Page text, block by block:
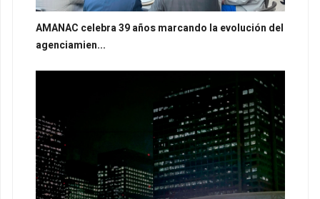
AMANAC celebra 39 años marcando la evolución del
agenciamien...